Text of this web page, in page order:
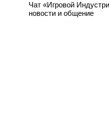
Чат «Игровой
новости и общение